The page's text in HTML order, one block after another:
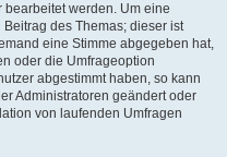
werden. Um eine
des Themas; dieser ist
eine Stimme abgegeben hat,
oder die Umfrageoption
abgestimmt haben, so kann
Administratoren geändert oder
von laufenden Umfragen